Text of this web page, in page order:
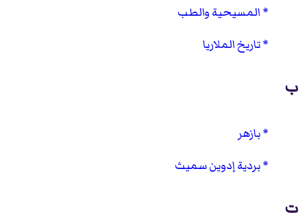
المسيحية والطب
تاريخ الملاريا
ب
بازهر
بردية إدوين سميث
ت